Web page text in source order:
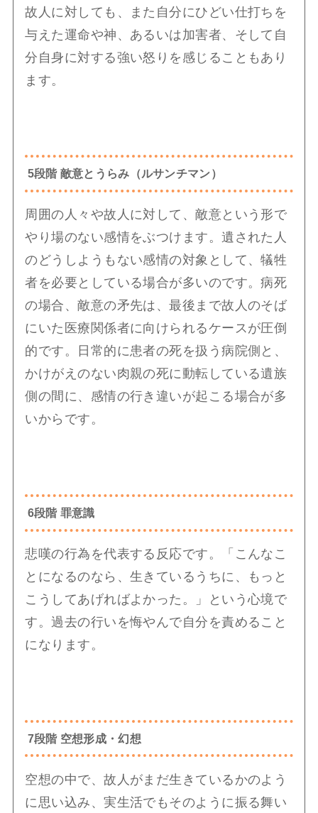
故人に対しても、また自分にひどい仕打ちを
与えた運命や神、あるいは加害者、そして自
分自身に対する強い怒りを感じることもあり
ます。
5段階 敵意とうらみ（ルサンチマン）
周囲の人々や故人に対して、敵意という形で
やり場のない感情をぶつけます。遺された人
のどうしようもない感情の対象として、犠牲
者を必要としている場合が多いのです。病死
の場合、敵意の矛先は、最後まで故人のそば
にいた医療関係者に向けられるケースが圧倒
的です。日常的に患者の死を扱う病院側と、
かけがえのない肉親の死に動転している遺族
側の間に、感情の行き違いが起こる場合が多
いからです。
6段階 罪意識
悲嘆の行為を代表する反応です。「こんなこ
とになるのなら、生きているうちに、もっと
こうしてあげればよかった。」という心境で
す。過去の行いを悔やんで自分を責めること
になります。
7段階 空想形成・幻想
空想の中で、故人がまだ生きているかのよう
に思い込み、実生活でもそのように振る舞い